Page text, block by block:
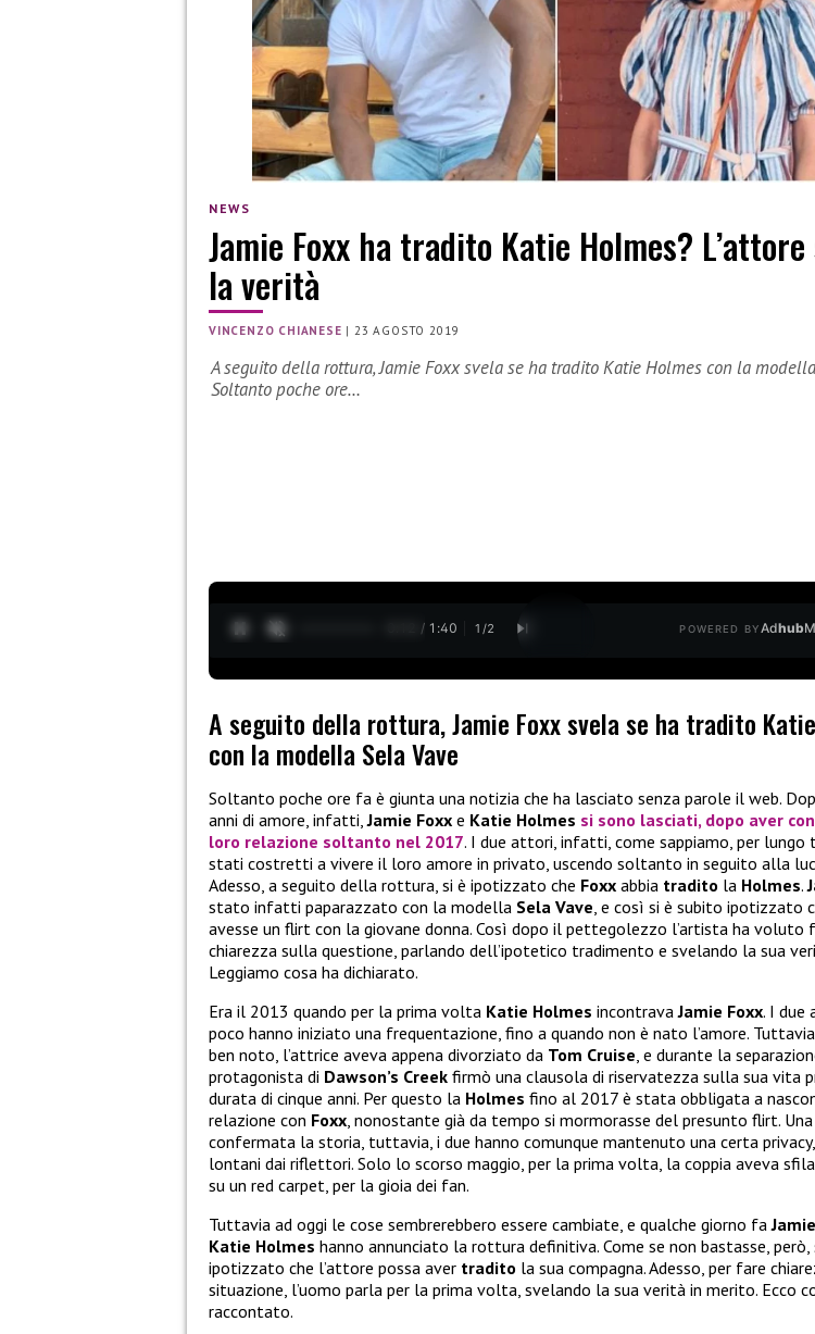
NEWS
Jamie Foxx ha tradito Katie Holmes? L’attore
la verità
VINCENZO CHIANESE |23 AGOSTO 2019
A seguito della rottura, Jamie Foxx svela se ha tradito Katie Holmes con la
Soltanto poche ore…
0:13 / 1:40 1 /2 POWERED BYAdhub
A seguito della rottura, Jamie Foxx svela se ha tradito
con la modella Sela Vave
Soltanto poche ore fa è giunta una notizia che ha lasciato senza parole il web.
anni di amore, infatti,Jamie Foxx e Katie Holmes si sono lasciati, dopo aver
loro relazione soltanto nel 2017. I due attori, infatti, come sappiamo, per lungo
stati costretti a vivere il loro amore in privato, uscendo soltanto in seguito alla
Adesso, a seguito della rottura, si è ipotizzato che Foxx abbia tradito la Holmes.
stato infatti paparazzato con la modella Sela Vave, e così si è subito ipotizzato
avesse un flirt con la giovane donna. Così dopo il pettegolezzo l’artista ha voluto
chiarezza sulla questione, parlando dell’ipotetico tradimento e svelando la sua
Leggiamo cosa ha dichiarato.
Era il 2013 quando per la prima volta Katie Holmes incontravaJamie Foxx. I due
poco hanno iniziato una frequentazione, fino a quando non è nato l’amore.
ben noto, l’attrice aveva appena divorziato da Tom Cruise, e durante la
protagonista di Dawson’s Creek firmò una clausola di riservatezza sulla sua vita
durata di cinque anni. Per questo la Holmes fino al 2017 è stata obbligata a
relazione con Foxx, nonostante già da tempo si mormorasse del presunto flirt.
confermata la storia, tuttavia, i due hanno comunque mantenuto una certa
lontani dai riflettori. Solo lo scorso maggio, per la prima volta, la coppia aveva
su un red carpet, per la gioia dei fan.
Tuttavia ad oggi le cose sembrerebbero essere cambiate, e qualche giorno fa
Katie Holmes hanno annunciato la rottura definitiva. Come se non bastasse, però,
ipotizzato che l’attore possa aver tradito la sua compagna. Adesso, per fare
situazione, l’uomo parla per la prima volta, svelando la sua verità in merito. Ecco
raccontato.